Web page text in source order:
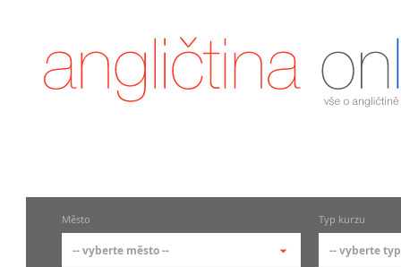
Město
-- vyberte město --
Typ kurzu
-- vyberte